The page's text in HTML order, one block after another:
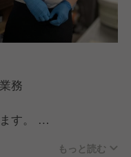
取り組みも充実。
改善案を議論
ウを学ぶ
務
す。
もっと読む